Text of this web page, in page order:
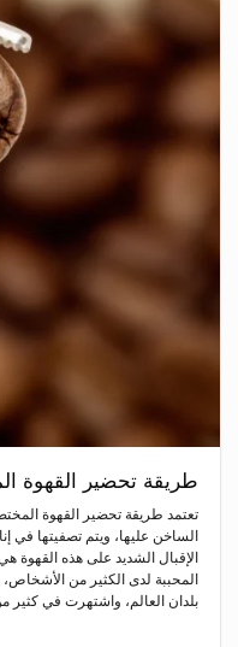
طريقة تحضير القهوة
تعتمد طريقة تحضير القهوة
الساخن عليها، ويتم تصفيتها
الإقبال الشديد على هذه القهوة
المحببة لدى الكثير من
بلدان العالم، واشتهرت في كثير